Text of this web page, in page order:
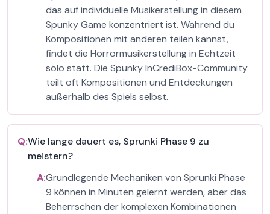
das auf individuelle Musikerstellung in diesem
Spunky Game konzentriert ist. Während du
Kompositionen mit anderen teilen kannst,
findet die Horrormusikerstellung in Echtzeit
solo statt. Die Spunky InCrediBox-Community
teilt oft Kompositionen und Entdeckungen
außerhalb des Spiels selbst.
Q:Wie lange dauert es, Sprunki Phase 9 zu
meistern?
A:Grundlegende Mechaniken von Sprunki Phase
9 können in Minuten gelernt werden, aber das
Beherrschen der komplexen Kombinationen